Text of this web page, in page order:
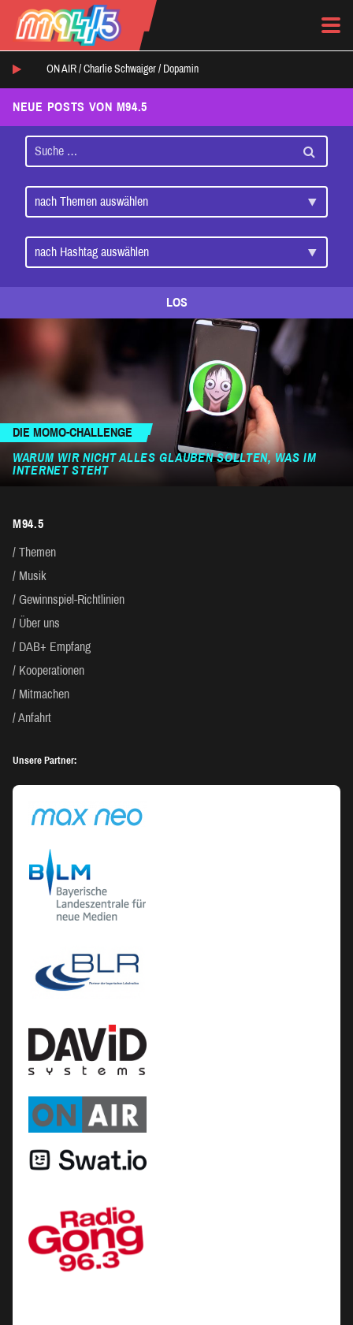
ON AIR / Charlie Schwaiger / Dopamin
NEUE POSTS VON M94.5
LOS
DIE MOMO-CHALLENGE
WARUM WIR NICHT ALLES GLAUBEN SOLLTEN, WAS IM
INTERNET STEHT
M94.5
Themen
Musik
Gewinnspiel-Richtlinien
Über uns
DAB+ Empfang
Kooperationen
Mitmachen
Anfahrt
Unsere Partner: